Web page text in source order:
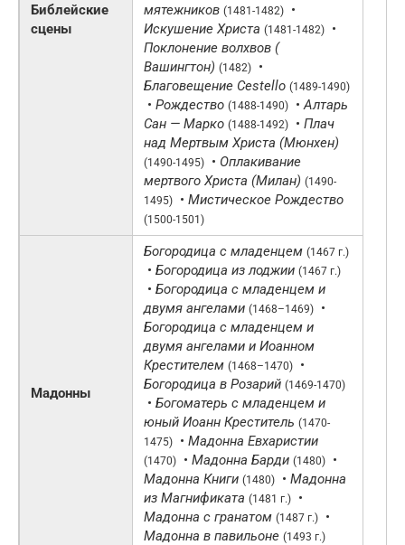
Библейские
сцены
мятежников (1481-1482)
•
Искушение Христа (1481-1482)
•
Поклонение волхвов (
Вашингтон) (1482)
•
Благовещение Cestello (1489-1490)
• Рождество (1488-1490) • Алтарь
Сан — Марко (1488-1492) • Плач
над Мертвым Христа (Мюнхен)
(1490-1495) • Оплакивание
мертвого Христа (Милан) (1490-
1495)
• Мистическое Рождество
(1500-1501)
Мадонны
Богородица с младенцем (1467 г.)
• Богородица из лоджии (1467 г.)
• Богородица с младенцем и
двумя ангелами (1468–1469)
•
Богородица с младенцем и
двумя ангелами и Иоанном
Крестителем (1468–1470)
•
Богородица в Розарий (1469-1470)
• Богоматерь с младенцем и
юный Иоанн Креститель (1470-
1475)
• Мадонна Евхаристии
(1470) • Мадонна Барди (1480)
•
Мадонна Книги (1480) • Мадонна
из Магнификата (1481 г.)
•
Мадонна с гранатом (1487 г.)
•
Мадонна в павильоне (1493 г.)